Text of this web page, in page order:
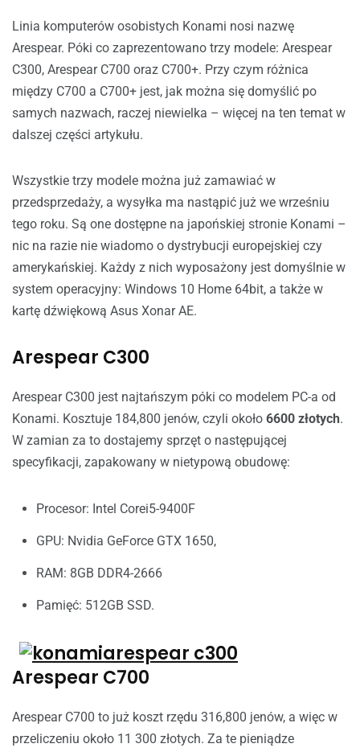
Linia komputerów osobistych Konami nosi nazwę
Arespear. Póki co zaprezentowano trzy modele: Arespear
C300, Arespear C700 oraz C700+. Przy czym różnica
między C700 a C700+ jest, jak można się domyślić po
samych nazwach, raczej niewielka – więcej na ten temat w
dalszej części artykułu.
Wszystkie trzy modele można już zamawiać w
przedsprzedaży, a wysyłka ma nastąpić już we wrześniu
tego roku. Są one dostępne na japońskiej stronie Konami –
nic na razie nie wiadomo o dystrybucji europejskiej czy
amerykańskiej. Każdy z nich wyposażony jest domyślnie w
system operacyjny: Windows 10 Home 64bit, a także w
kartę dźwiękową Asus Xonar AE.
Arespear C300
Arespear C300 jest najtańszym póki co modelem PC-a od
Konami. Kosztuje 184,800 jenów, czyli około 6600 złotych.
W zamian za to dostajemy sprzęt o następującej
specyfikacji, zapakowany w nietypową obudowę:
Procesor: Intel Corei5-9400F
GPU: Nvidia GeForce GTX 1650,
RAM: 8GB DDR4-2666
Pamięć: 512GB SSD.
Arespear C700
Arespear C700 to już koszt rzędu 316,800 jenów, a więc w
przeliczeniu około 11 300 złotych. Za te pieniądze